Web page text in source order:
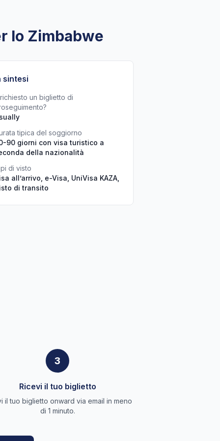
lo Zimbabwe
sintesi
un biglietto di
tipica del soggiorno
90 giorni con visa turistico a
della nazionalità
di visto
all’arrivo, e-Visa, UniVisa KAZA,
di transito
3
Ricevi il tuo biglietto
il tuo biglietto onward via email in meno
di 1 minuto.